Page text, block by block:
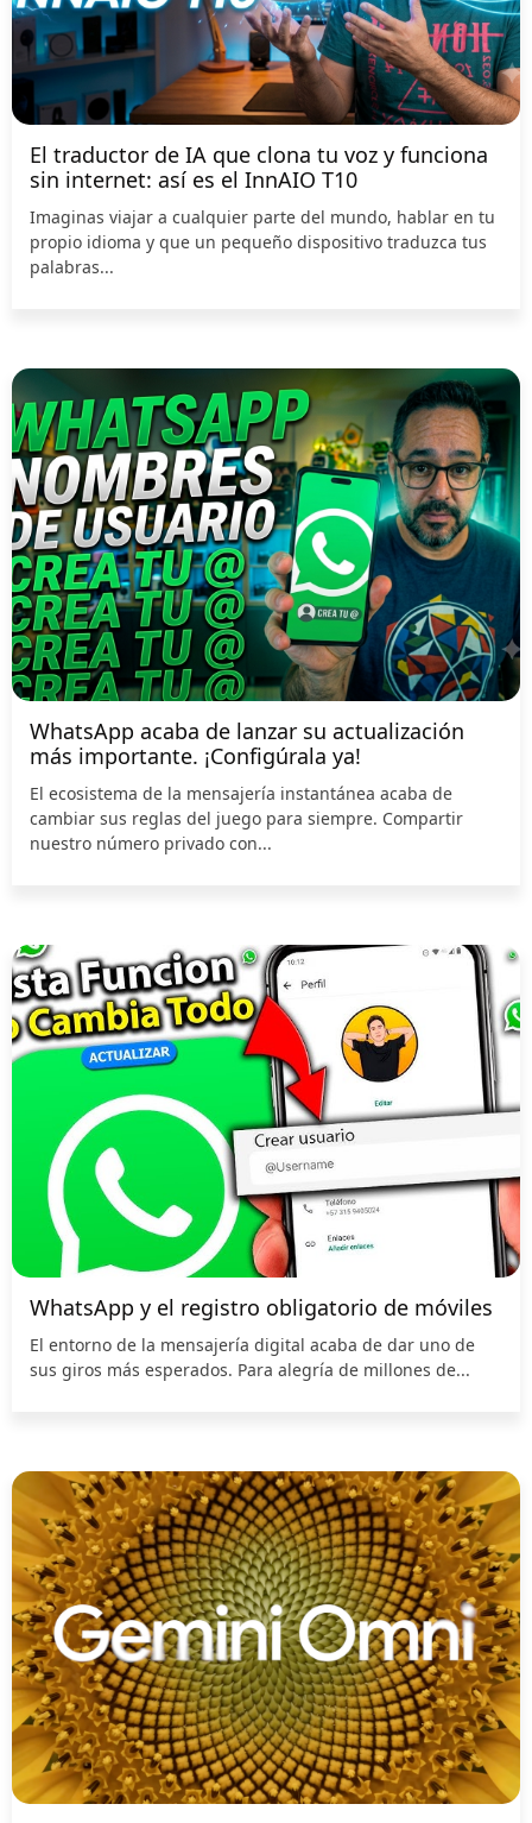
El traductor de IA que clona tu voz y funciona
sin internet: así es el InnAIO T10
Imaginas viajar a cualquier parte del mundo, hablar en tu
propio idioma y que un pequeño dispositivo traduzca tus
palabras...
WhatsApp acaba de lanzar su actualización
más importante. ¡Configúrala ya!
El ecosistema de la mensajería instantánea acaba de
cambiar sus reglas del juego para siempre. Compartir
nuestro número privado con...
WhatsApp y el registro obligatorio de móviles
El entorno de la mensajería digital acaba de dar uno de
sus giros más esperados. Para alegría de millones de...